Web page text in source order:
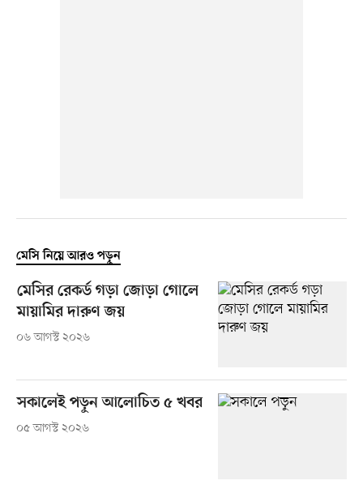
মেসি নিয়ে আরও পড়ুন
মেসির রেকর্ড গড়া জোড়া গোলে
মায়ামির দারুণ জয়
০৬ আগস্ট ২০২৬
সকালেই পড়ুন আলোচিত ৫ খবর
০৫ আগস্ট ২০২৬